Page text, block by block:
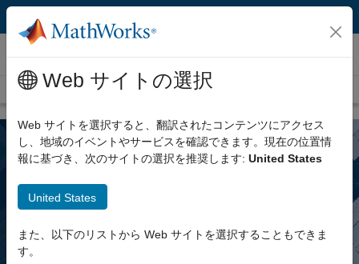
コンテンツへスキップ
MATLAB ライブエディター
概要 入門 機能 学生向け
MATLAB ライブエディター
コード、出力、書式設定されたテキストを、実行可能なノートブッ
Web サイトの選択
Web サイトを選択すると、翻訳されたコンテンツにアクセス
し、地域のイベントやサービスを確認できます。現在の位置情
報に基づき、次のサイトの選択を推奨します: United States
United States
また、以下のリストから Web サイトを選択することもできま
す。